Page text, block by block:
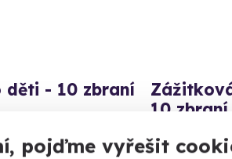
pojďme vyřešit
- 10 zbraní
Opava)
10 zbraní
Vystřílejte 80